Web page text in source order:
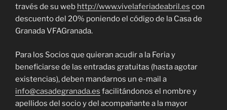
través de su web http://www.vivelaferiadeabril.es con
descuento del 20% poniendo el código de la Casa de
Granada VFAGranada.
Para los Socios que quieran acudir a la Feria y
beneficiarse de las entradas gratuitas (hasta agotar
existencias), deben mandarnos un e-mail a
info@casadegranada.es facilitándonos el nombre y
apellidos del socio y del acompañante a la mayor